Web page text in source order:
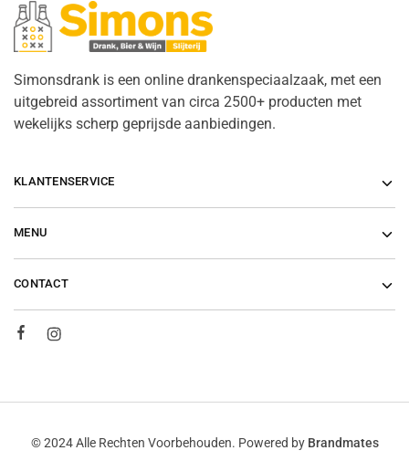
Simonsdrank is een online drankenspeciaalzaak, met een
uitgebreid assortiment van circa 2500+ producten met
wekelijks scherp geprijsde aanbiedingen.
KLANTENSERVICE
MENU
CONTACT
© 2024 Alle Rechten Voorbehouden. Powered by Brandmates